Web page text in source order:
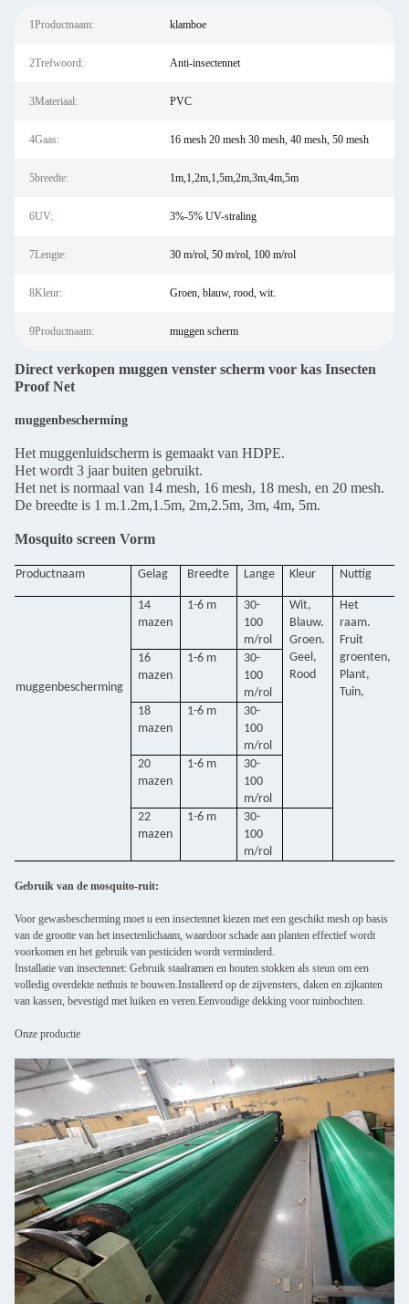
1Productnaam: klamboe
2Trefwoord: Anti-insectennet
3Materiaal: PVC
4Gaas: 16 mesh 20 mesh 30 mesh, 40 mesh, 50 mesh
5breedte: 1m,1,2m,1,5m,2m,3m,4m,5m
6UV: 3%-5% UV-straling
7Lengte: 30 m/rol, 50 m/rol, 100 m/rol
8Kleur: Groen, blauw, rood, wit.
9Productnaam: muggen scherm
Direct verkopen muggen venster scherm voor kas Insecten
Proof Net
muggenbescherming
Het muggenluidscherm is gemaakt van HDPE.
Het wordt 3 jaar buiten gebruikt.
Het net is normaal van 14 mesh, 16 mesh, 18 mesh, en 20 mesh.
De breedte is 1 m.1.2m,1.5m, 2m,2.5m, 3m, 4m, 5m.
Mosquito screen Vorm
Productnaam Gelag Breedte Lange Kleur Nuttig
muggenbescherming
14
mazen
1-6 m
30-
100
m/rol
Wit,
Blauw.
Groen.
Geel,
Rood
Het
raam.
Fruit
groenten,
Plant,
Tuin,
16
mazen
1-6 m
30-
100
m/rol
18
mazen
1-6 m
30-
100
m/rol
20
mazen
1-6 m
30-
100
m/rol
22
mazen
1-6 m
30-
100
m/rol
Gebruik van de mosquito-ruit:
Voor gewasbescherming moet u een insectennet kiezen met een geschikt mesh op basis
van de grootte van het insectenlichaam, waardoor schade aan planten effectief wordt
voorkomen en het gebruik van pesticiden wordt verminderd.
Installatie van insectennet: Gebruik staalramen en houten stokken als steun om een
volledig overdekte nethuis te bouwen.Installeerd op de zijvensters, daken en zijkanten
van kassen, bevestigd met luiken en veren.Eenvoudige dekking voor tuinbochten.
Onze productie